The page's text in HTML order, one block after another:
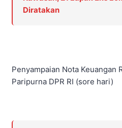
Diratakan
Penyampaian Nota Keuangan
Paripurna DPR RI (sore hari)